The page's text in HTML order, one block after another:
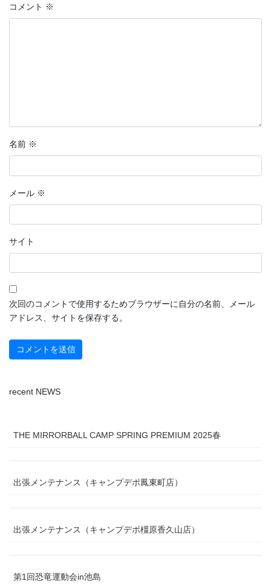
コメント ※
名前 ※
メール ※
サイト
次回のコメントで使用するためブラウザーに自分の名前、メール
アドレス、サイトを保存する。
recent NEWS
THE MIRRORBALL CAMP SPRING PREMIUM 2025春
出張メンテナンス（キャンプデポ鳳東町店）
出張メンテナンス（キャンプデポ橿原香久山店）
第1回恐竜運動会in池島